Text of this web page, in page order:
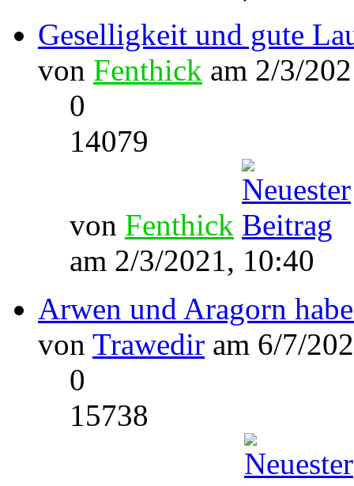
Geselligkeit und gute
von Fenthick am 2/3/
0
14079
von Fenthick
am 2/3/2021, 10:40
Arwen und Aragorn
von Trawedir am 6/7/
0
15738